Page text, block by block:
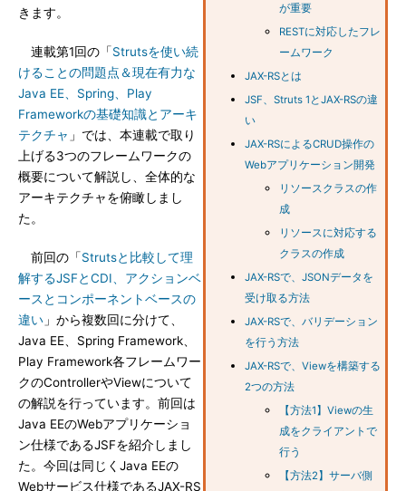
が重要
RESTに対応したフレ
ームワーク
JAX-RSとは
JSF、Struts 1とJAX-RSの違
い
JAX-RSによるCRUD操作の
Webアプリケーション開発
リソースクラスの作
成
リソースに対応する
クラスの作成
JAX-RSで、JSONデータを
受け取る方法
JAX-RSで、バリデーション
を行う方法
JAX-RSで、Viewを構築する
2つの方法
【方法1】Viewの生
成をクライアントで
行う
【方法2】サーバ側
きます。
連載第1回の「Strutsを使い続
けることの問題点＆現在有力な
Java EE、Spring、Play
Frameworkの基礎知識とアーキ
テクチャ 」では、本連載で取り
上げる3つのフレームワークの
概要について解説し、全体的な
アーキテクチャを俯瞰しまし
た。
前回の「Strutsと比較して理
解するJSFとCDI、アクションベ
ースとコンポーネントベースの
違い 」から複数回に分けて、
Java EE、Spring Framework、
Play Framework各フレームワー
クのControllerやViewについて
の解説を行っています。前回は
Java EEのWebアプリケーショ
ン仕様であるJSFを紹介しまし
た。今回は同じくJava EEの
Webサービス仕様であるJAX-RS